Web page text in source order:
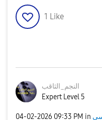
1 Like
النجم_الثاقب
Expert Level 5
‎04-02-2026 09:33 PM in